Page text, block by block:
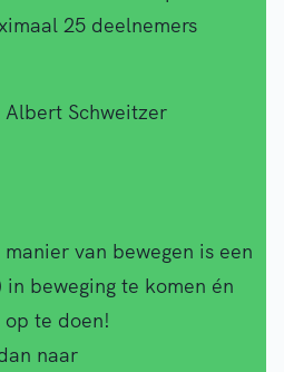
25 deelnemers
Schweitzer
van bewegen is een
beweging te komen én
te doen!
naar